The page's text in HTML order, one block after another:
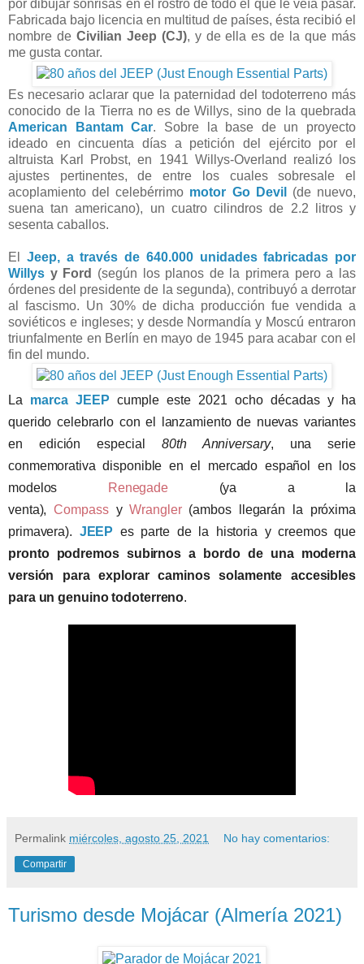
por dibujar sonrisas en el rostro de todo el que le veía pasar.
Fabricada bajo licencia en multitud de países, ésta recibió el
nombre de Civilian Jeep (CJ), y de ella es de la que más
me gusta contar.
Es necesario aclarar que la paternidad del todoterreno más
conocido de la Tierra no es de Willys, sino de la quebrada
American Bantam Car. Sobre la base de un proyecto
ideado en cincuenta días a petición del ejército por el
altruista Karl Probst, en 1941 Willys-Overland realizó los
ajustes pertinentes, de entre los cuales sobresale el
acoplamiento del celebérrimo motor Go Devil
(de nuevo,
suena tan americano), un cuatro cilindros de 2.2 litros y
sesenta caballos.
El Jeep, a través de 640.000 unidades fabricadas por
Willys y Ford
(según los planos de la primera pero a las
órdenes del presidente de la segunda), contribuyó a derrotar
al fascismo. Un 30% de dicha producción fue vendida a
soviéticos e ingleses; y desde Normandía y Moscú entraron
triunfalmente en Berlín en mayo de 1945 para acabar con el
fin del mundo.
La marca JEEP cumple este 2021 ocho décadas y ha
querido celebrarlo con el lanzamiento de nuevas variantes
en edición especial 80th Anniversary, una serie
conmemorativa disponible en el mercado español en los
modelos
Renegade (ya a la
venta),CompassyWrangler(ambos llegarán la próxima
primavera). JEEP es parte de la historia y creemos que
pronto podremos subirnos a bordo de una moderna
versión para explorar caminos solamente accesibles
para un genuino todoterreno.
Permalink miércoles, agosto 25, 2021 No hay comentarios:
Compartir
Turismo desde Mojácar (Almería 2021)